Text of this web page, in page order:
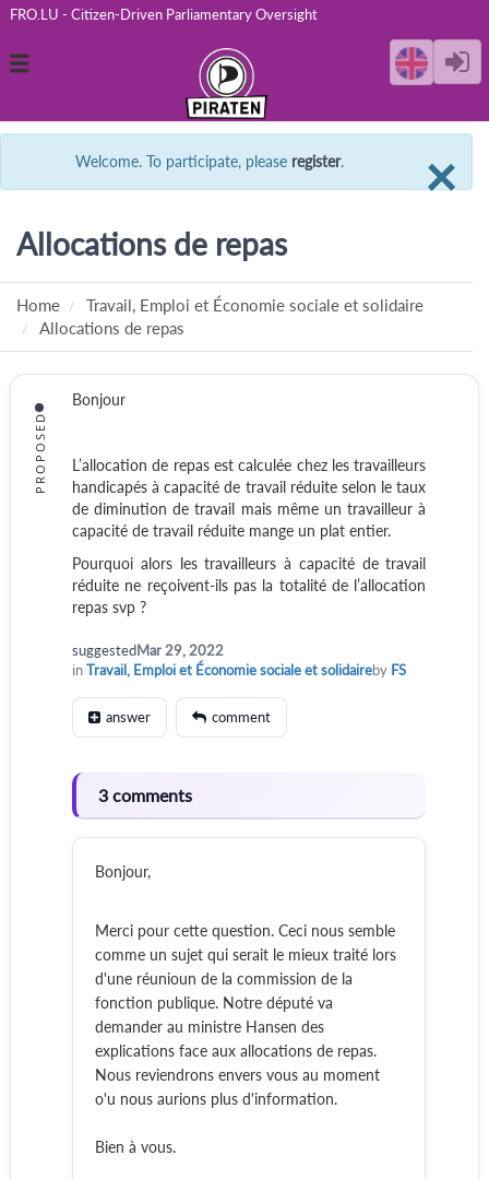
FRO.LU - Citizen-Driven Parliamentary Oversight
Toggle
×
Welcome. To participate, please register.
Allocations de repas
Home
Travail, Emploi et Économie sociale et solidaire
Allocations de repas
PROPOSED
Bonjour
L’allocation de repas est calculée chez les travailleurs
handicapés à capacité de travail réduite selon le taux
de diminution de travail mais même un travailleur à
capacité de travail réduite mange un plat entier.
Pourquoi alors les travailleurs à capacité de travail
réduite ne reçoivent-ils pas la totalité de l’allocation
repas svp ?
suggestedMar 29, 2022
inTravail, Emploi et Économie sociale et solidaireby FS
answer comment
3 comments
Bonjour,
Merci pour cette question. Ceci nous semble
comme un sujet qui serait le mieux traité lors
d'une réunioun de la commission de la
fonction publique. Notre député va
demander au ministre Hansen des
explications face aux allocations de repas.
Nous reviendrons envers vous au moment
o'u nous aurions plus d'information.
Bien à vous.